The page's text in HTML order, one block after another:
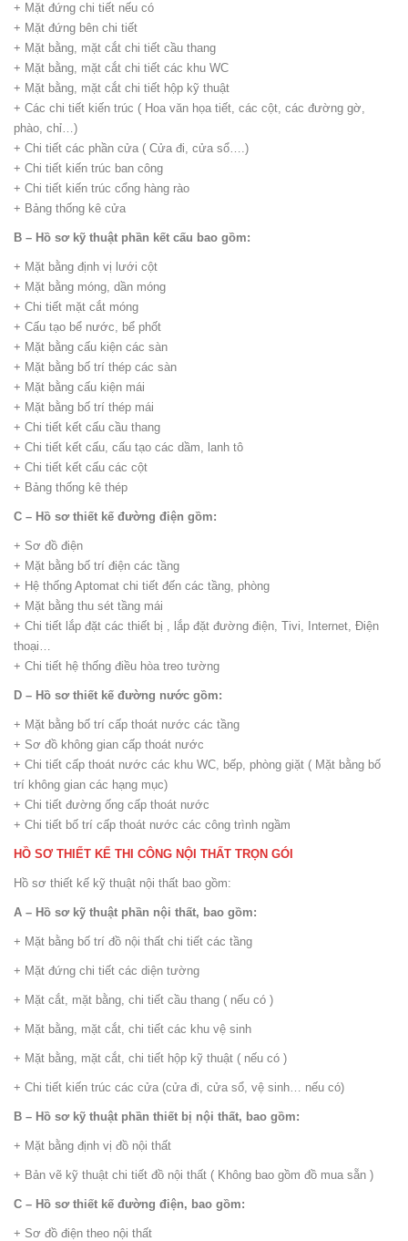
+ Mặt đứng chi tiết nếu có
+ Mặt đứng bên chi tiết
+ Mặt bằng, mặt cắt chi tiết cầu thang
+ Mặt bằng, mặt cắt chi tiết các khu WC
+ Mặt bằng, mặt cắt chi tiết hộp kỹ thuật
+ Các chi tiết kiến trúc ( Hoa văn họa tiết, các cột, các đường gờ,
phào, chỉ…)
+ Chi tiết các phần cửa ( Cửa đi, cửa sổ….)
+ Chi tiết kiến trúc ban công
+ Chi tiết kiến trúc cổng hàng rào
+ Bảng thống kê cửa
B – Hồ sơ kỹ thuật phần kết cấu bao gồm:
+ Mặt bằng định vị lưới cột
+ Mặt bằng móng, dần móng
+ Chi tiết mặt cắt móng
+ Cấu tạo bể nước, bể phốt
+ Mặt bằng cấu kiện các sàn
+ Mặt bằng bố trí thép các sàn
+ Mặt bằng cấu kiện mái
+ Mặt bằng bố trí thép mái
+ Chi tiết kết cấu cầu thang
+ Chi tiết kết cấu, cấu tạo các dầm, lanh tô
+ Chi tiết kết cấu các cột
+ Bảng thống kê thép
C – Hồ sơ thiết kế đường điện gồm:
+ Sơ đồ điện
+ Mặt bằng bố trí điện các tầng
+ Hệ thống Aptomat chi tiết đến các tầng, phòng
+ Mặt bằng thu sét tầng mái
+ Chi tiết lắp đặt các thiết bị , lắp đặt đường điện, Tivi, Internet, Điện
thoại…
+ Chi tiết hệ thống điều hòa treo tường
D – Hồ sơ thiết kế đường nước gồm:
+ Mặt bằng bố trí cấp thoát nước các tầng
+ Sơ đồ không gian cấp thoát nước
+ Chi tiết cấp thoát nước các khu WC, bếp, phòng giặt ( Mặt bằng bố
trí không gian các hạng mục)
+ Chi tiết đường ống cấp thoát nước
+ Chi tiết bố trí cấp thoát nước các công trình ngầm
HỒ SƠ THIẾT KẾ THI CÔNG NỘI THẤT TRỌN GÓI
Hồ sơ thiết kế kỹ thuật nội thất bao gồm:
A – Hồ sơ kỹ thuật phần nội thất, bao gồm:
+ Mặt bằng bố trí đồ nội thất chi tiết các tầng
+ Mặt đứng chi tiết các diện tường
+ Mặt cắt, mặt bằng, chi tiết cầu thang ( nếu có )
+ Mặt bằng, mặt cắt, chi tiết các khu vệ sinh
+ Mặt bằng, mặt cắt, chi tiết hộp kỹ thuật ( nếu có )
+ Chi tiết kiến trúc các cửa (cửa đi, cửa sổ, vệ sinh… nếu có)
B – Hồ sơ kỹ thuật phần thiết bị nội thất, bao gồm:
+ Mặt bằng định vị đồ nội thất
+ Bản vẽ kỹ thuật chi tiết đồ nội thất ( Không bao gồm đồ mua sẵn )
C – Hồ sơ thiết kế đường điện, bao gồm:
+ Sơ đồ điện theo nội thất